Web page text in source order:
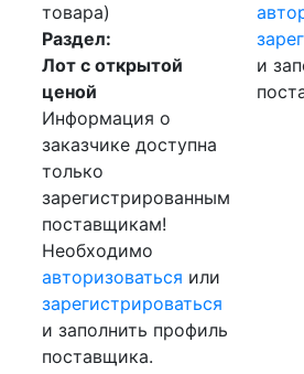
товара)
Раздел:
Лот с открытой
ценой
Информация о
заказчике доступна
только
зарегистрированным
поставщикам!
Необходимо
авторизоваться или
зарегистрироваться
и заполнить профиль
поставщика.
и